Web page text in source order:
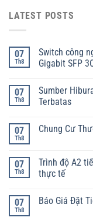
LATEST POSTS
07
Th8
Switch công
Gigabit SFP
07
Th8
Sumber
Terbatas
07
Th8
Chung Cư
07
Th8
Trình độ A2
thực tế
07
Th8
Báo Giá Đặt